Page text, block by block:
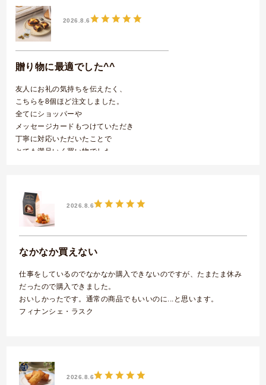
2026.8.6
贈り物に最適でした^^
友人にお礼の気持ちを伝えたく、
こちらを8個ほど注文しました。
全てにショッパーや
メッセージカードもつけていただき
丁寧に対応いただいたことで
とても満足いく買い物でした。
焼きティラミス 2個入
2026.8.6
なかなか買えない
仕事をしているのでなかなか購入できないのですが、たまたま休み
だったので購入できました。
おいしかったです。通常の商品でもいいのに...と思います。
フィナンシェ・ラスク
2026.8.6